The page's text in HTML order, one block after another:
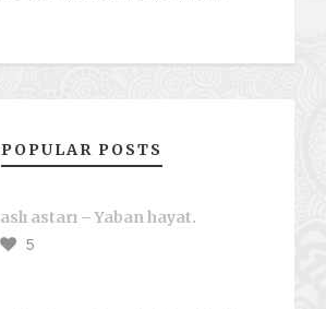
POPULAR POSTS
aslı astarı – Yaban hayat.
5